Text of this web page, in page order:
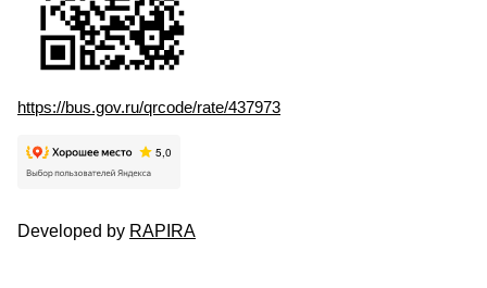
https://bus.gov.ru/qrcode/rate/437973
Developed by RAPIRA